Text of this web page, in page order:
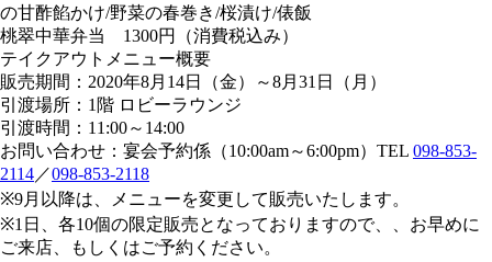
の甘酢餡かけ/野菜の春巻き/桜漬け/俵飯
桃翠中華弁当 1300円（消費税込み）
テイクアウトメニュー概要
販売期間：2020年8月14日（金）～8月31日（月）
引渡場所：1階 ロビーラウンジ
引渡時間：11:00～14:00
お問い合わせ：宴会予約係（10:00am～6:00pm）TEL 098-853-
2114／098-853-2118
※9月以降は、メニューを変更して販売いたします。
※1日、各10個の限定販売となっておりますので、、お早めに
ご来店、もしくはご予約ください。